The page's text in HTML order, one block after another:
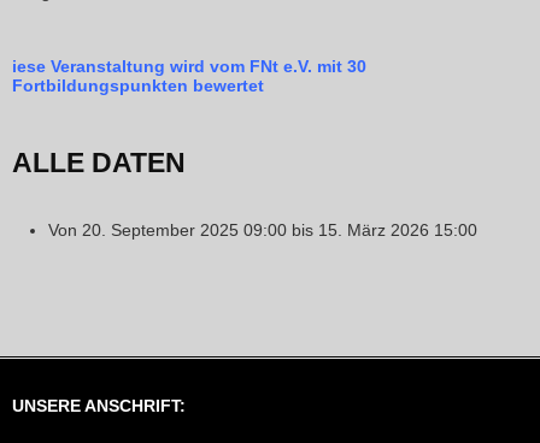
iese Veranstaltung wird vom FNt e.V. mit 30
Fortbildungspunkten bewertet
ALLE DATEN
Von 20. September 2025 09:00 bis 15. März 2026 15:00
UNSERE ANSCHRIFT: